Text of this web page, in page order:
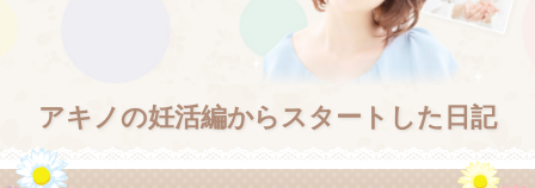
アキノの妊活編からスタートした日記